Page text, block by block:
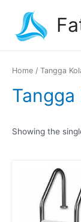
Home / Tangga
Tangga
Showing the